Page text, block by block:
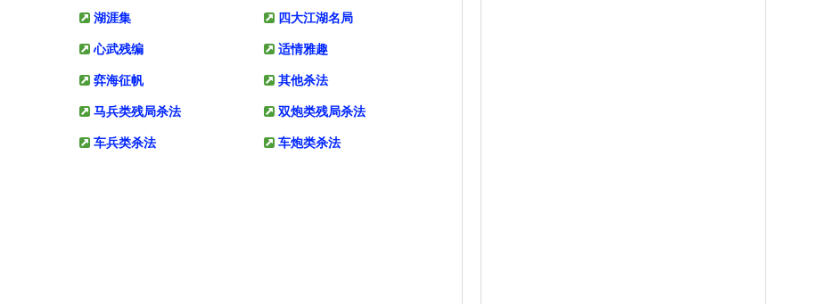
湖涯集 四大江湖名局
心武残编 适情雅趣
弈海征帆 其他杀法
马兵类残局杀法 双炮类残局杀法
车兵类杀法 车炮类杀法